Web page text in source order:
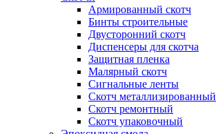
Армированный скотч
Бинты строительные
Двусторонний скотч
Диспенсеры для скотча
Защитная пленка
Малярный скотч
Сигнальные ленты
Скотч металлизированный
Скотч ремонтный
Скотч упаковочный